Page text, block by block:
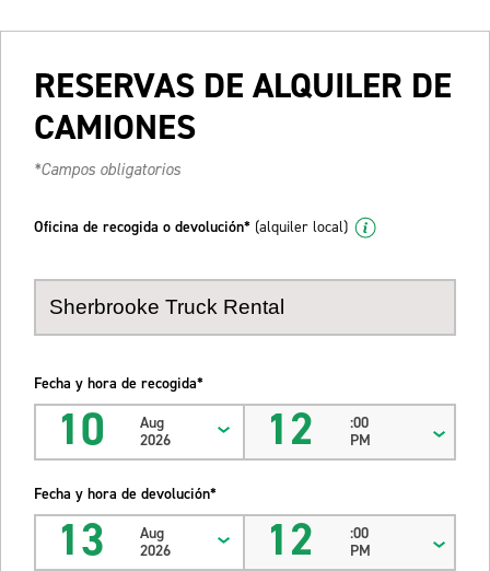
RESERVAS DE ALQUILER DE
CAMIONES
*Campos obligatorios
Oficina de recogida o devolución* (alquiler local)
Fecha y hora de recogida*
10
Aug
2026
12
:00
PM
Fecha y hora de devolución*
13
Aug
2026
12
:00
PM